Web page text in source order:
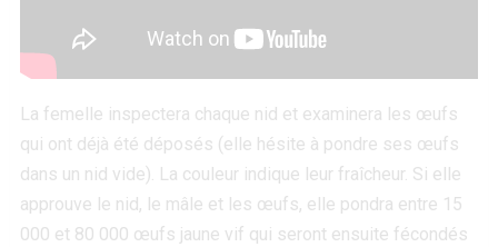
La femelle inspectera chaque nid et examinera les œufs
qui ont déjà été déposés (elle hésite à pondre ses œufs
dans un nid vide). La couleur indique leur fraîcheur. Si elle
approuve le nid, le mâle et les œufs, elle pondra entre 15
000 et 80 000 œufs jaune vif qui seront ensuite fécondés